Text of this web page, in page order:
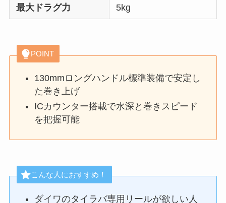
最大ドラグ力 5kg
POINT
130mmロングハンドル標準装備で安定し
た巻き上げ
ICカウンター搭載で水深と巻きスピード
を把握可能
こんな人におすすめ！
ダイワのタイラバ専用リールが欲しい人